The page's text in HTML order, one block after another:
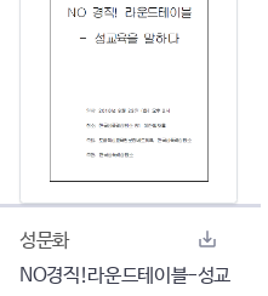
성문화
NO경직!라운드테이블-성교